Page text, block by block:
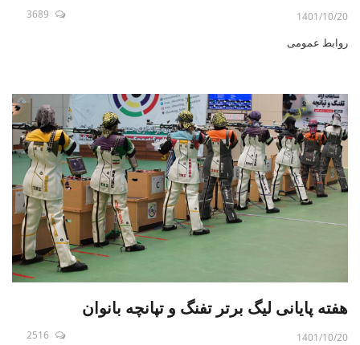
1401/10/20
3689
روابط عمومی
هفته پایانی لیگ برتر تفنگ و تپانچه بانوان
1401/10/20
2516